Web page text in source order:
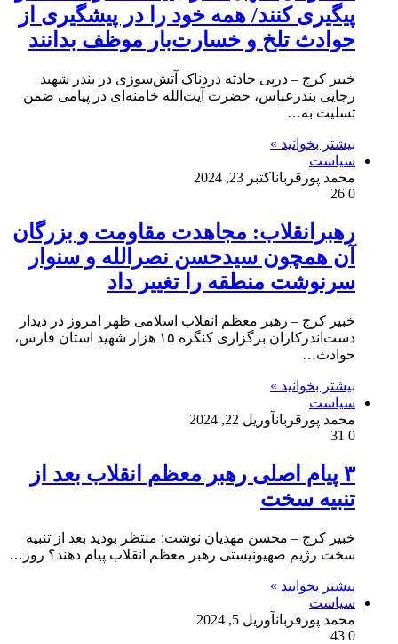
پیگیری کنند/ همه‌ خود را در پیشگیری از
حوادث تلخ و خسارت‌بار موظف بدانند
خبیر کرج – درپی حادثه دردناک آتش‌سوزی در بندر شهید
رجایی بندرعباس، حضرت آیت‌الله خامنه‌ای در پیامی ضمن
تسلیت به…
بیشتر بخوانید »
سیاست
محمد پورقرباناکتبر 23, 2024
0
رهبرانقلاب: مجاهدت مقاومت و بزرگان
آن همچون سیدحسن نصرالله و سنوار
سرنوشت منطقه را تغییر داد
خبیر کرج – رهبر معظم انقلاب اسلامی ظهر امروز در دیدار
دست‌اندرکاران برگزاری کنگره ۱۵ هزار شهید استان فارس،
حوادث…
بیشتر بخوانید »
سیاست
محمد پورقربانآوریل 22, 2024
0
۳ پیام اصلی رهبر معظم انقلاب بعد از
تنبیه سخت
خبیر کرج – محسن مهدیان نوشت: منتظر بودید بعد از تنبیه
سخت رژیم صهیونیستی رهبر معظم انقلاب پیام دهند؟ روز…
بیشتر بخوانید »
سیاست
محمد پورقربانآوریل 5, 2024
0